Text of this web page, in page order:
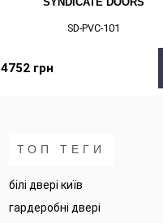
SYNDICATE DOORS
SD-PVC-101
4752 грн
ТОП ТЕГИ
білі двері київ
гардеробні двері